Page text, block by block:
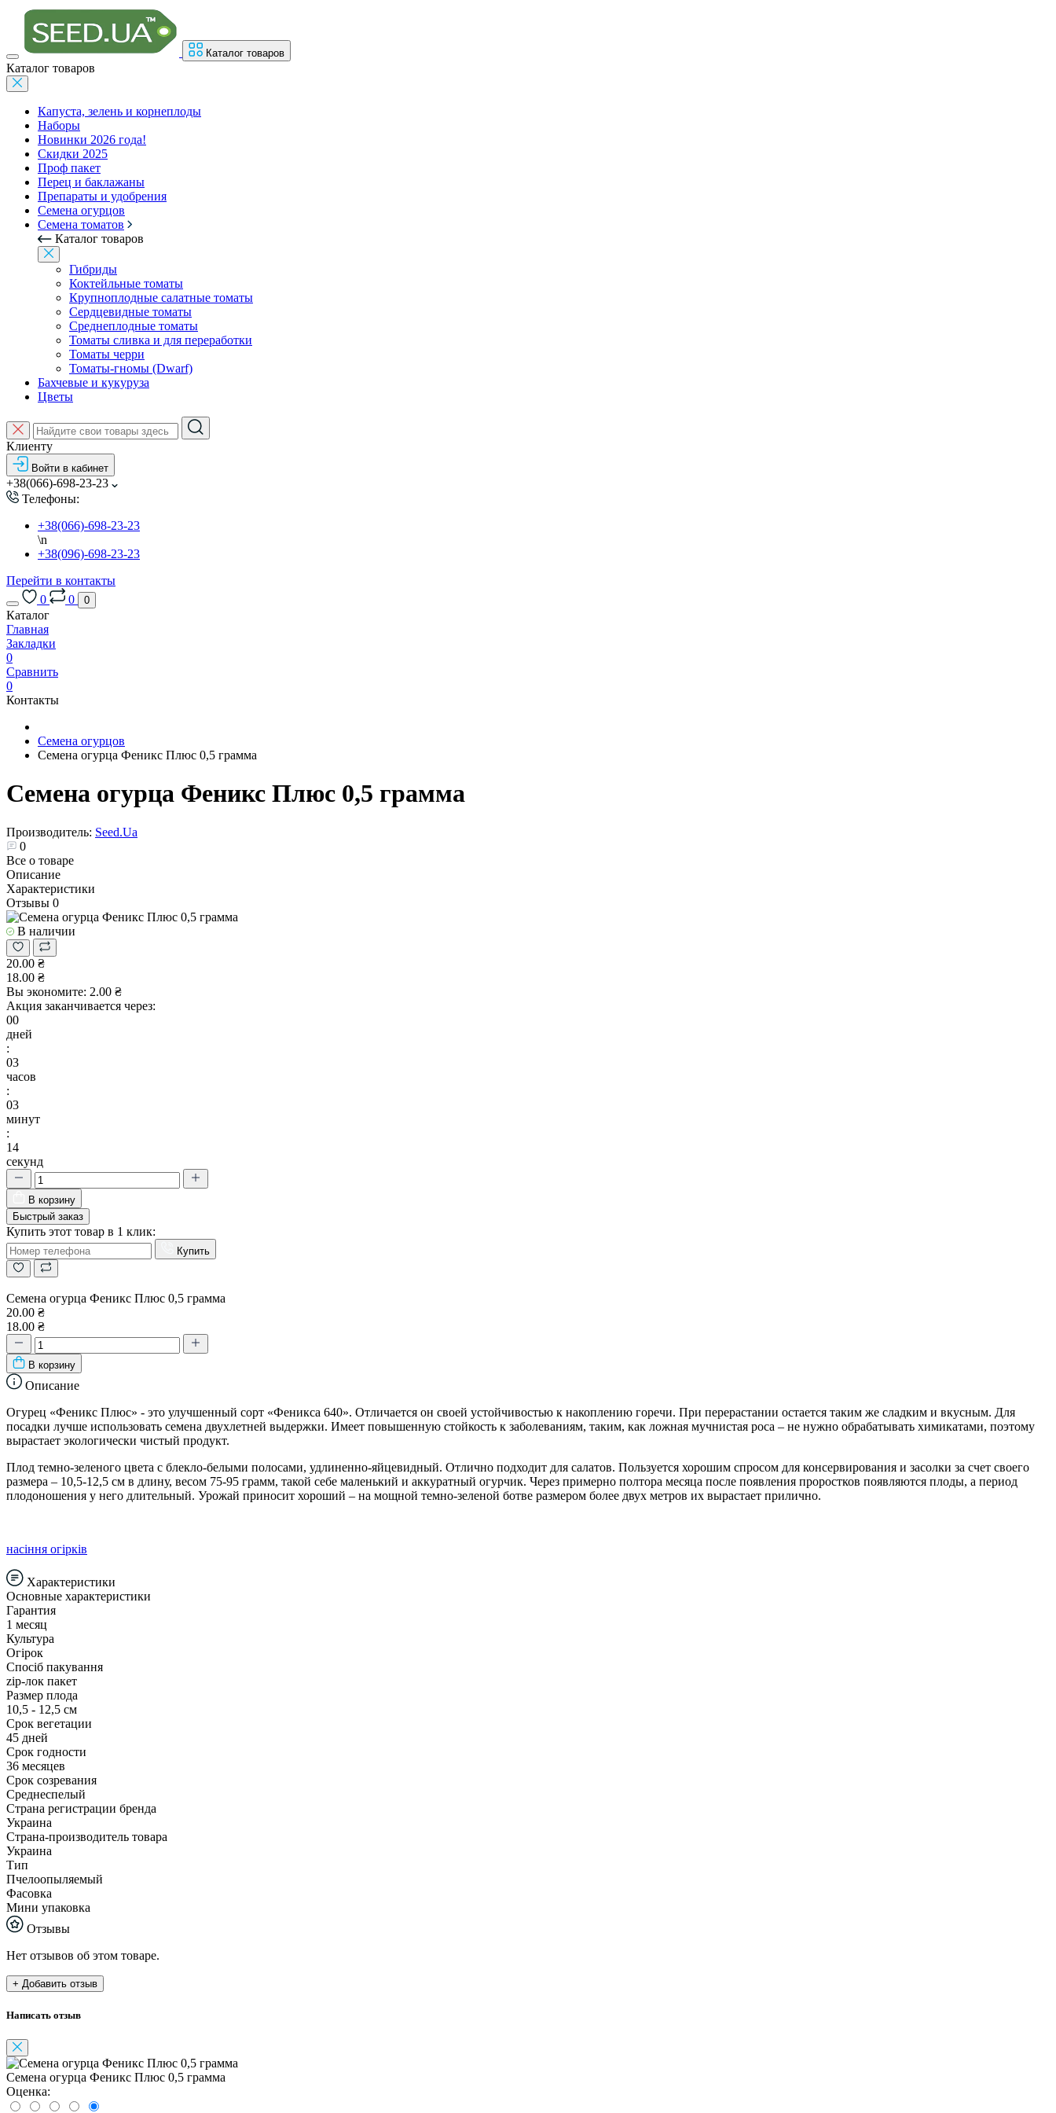
Каталог товаров
Каталог товаров
Капуста, зелень и корнеплоды
Наборы
Новинки 2026 года!
Скидки 2025
Проф пакет
Перец и баклажаны
Препараты и удобрения
Семена огурцов
Семена томатов
Каталог товаров
Гибриды
Коктейльные томаты
Крупноплодные салатные томаты
Сердцевидные томаты
Среднеплодные томаты
Томаты сливка и для переработки
Томаты черри
Томаты-гномы (Dwarf)
Бахчевые и кукуруза
Цветы
Клиенту
Войти в кабинет
+38(066)-698-23-23
Телефоны:
+38(066)-698-23-23
\n
+38(096)-698-23-23
Перейти в контакты
0
0 0
Каталог
Главная
Закладки
0
Сравнить
0
Контакты
Семена огурцов
Семена огурца Феникс Плюс 0,5 грамма
Семена огурца Феникс Плюс 0,5 грамма
Производитель: Seed.Ua
0
Все о товаре
Описание
Характеристики
Отзывы 0
В наличии
20.00 ₴
18.00 ₴
Вы экономите: 2.00 ₴
Акция заканчивается через:
00
дней
:
03
часов
:
03
минут
:
13
секунд
В корзину
Быстрый заказ
Купить этот товар в 1 клик:
Купить
Семена огурца Феникс Плюс 0,5 грамма
20.00 ₴
18.00 ₴
В корзину
Описание
Огурец «Феникс Плюс» - это улучшенный сорт «Феникса 640». Отличается он своей устойчивостью к накоплению горечи. При перерастании остается таким же сладким и вкусным. Для
посадки лучше использовать семена двухлетней выдержки. Имеет повышенную стойкость к заболеваниям, таким, как ложная мучнистая роса – не нужно обрабатывать химикатами, поэтому
вырастает экологически чистый продукт.
Плод темно-зеленого цвета с блекло-белыми полосами, удлиненно-яйцевидный. Отлично подходит для салатов. Пользуется хорошим спросом для консервирования и засолки за счет своего
размера – 10,5-12,5 см в длину, весом 75-95 грамм, такой себе маленький и аккуратный огурчик. Через примерно полтора месяца после появления проростков появляются плоды, а период
плодоношения у него длительный. Урожай приносит хороший – на мощной темно-зеленой ботве размером более двух метров их вырастает прилично.
насіння огірків
Характеристики
Основные характеристики
Гарантия
1 месяц
Культура
Огірок
Спосіб пакування
zip-лок пакет
Размер плода
10,5 - 12,5 см
Срок вегетации
45 дней
Срок годности
36 месяцев
Срок созревания
Среднеспелый
Страна регистрации бренда
Украина
Страна-производитель товара
Украина
Тип
Пчелоопыляемый
Фасовка
Мини упаковка
Отзывы
Нет отзывов об этом товаре.
+ Добавить отзыв
Написать отзыв
Семена огурца Феникс Плюс 0,5 грамма
Оценка: